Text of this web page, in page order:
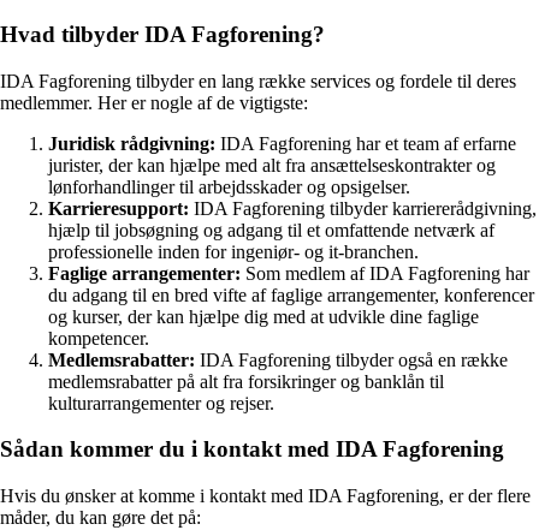
Hvad tilbyder IDA Fagforening?
IDA Fagforening tilbyder en lang række services og fordele til deres
medlemmer. Her er nogle af de vigtigste:
Juridisk rådgivning: IDA Fagforening har et team af erfarne
jurister, der kan hjælpe med alt fra ansættelseskontrakter og
lønforhandlinger til arbejdsskader og opsigelser.
Karrieresupport: IDA Fagforening tilbyder karriererådgivning,
hjælp til jobsøgning og adgang til et omfattende netværk af
professionelle inden for ingeniør- og it-branchen.
Faglige arrangementer: Som medlem af IDA Fagforening har
du adgang til en bred vifte af faglige arrangementer, konferencer
og kurser, der kan hjælpe dig med at udvikle dine faglige
kompetencer.
Medlemsrabatter: IDA Fagforening tilbyder også en række
medlemsrabatter på alt fra forsikringer og banklån til
kulturarrangementer og rejser.
Sådan kommer du i kontakt med IDA Fagforening
Hvis du ønsker at komme i kontakt med IDA Fagforening, er der flere
måder, du kan gøre det på: